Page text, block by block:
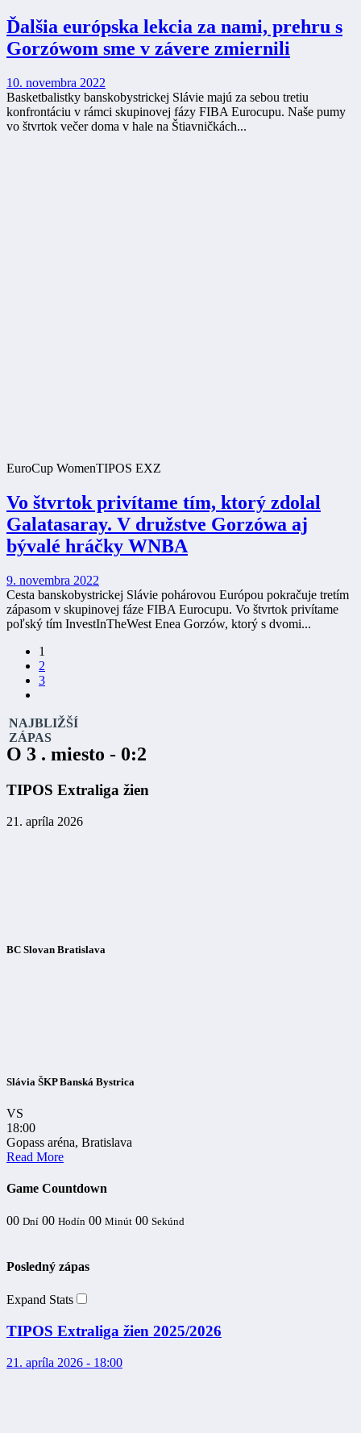
Ďalšia európska lekcia za nami, prehru s
Gorzówom sme v závere zmiernili
10. novembra 2022
Basketbalistky banskobystrickej Slávie majú za sebou tretiu
konfrontáciu v rámci skupinovej fázy FIBA Eurocupu. Naše pumy
vo štvrtok večer doma v hale na Štiavničkách...
EuroCup WomenTIPOS EXZ
Vo štvrtok privítame tím, ktorý zdolal
Galatasaray. V družstve Gorzówa aj
bývalé hráčky WNBA
9. novembra 2022
Cesta banskobystrickej Slávie pohárovou Európou pokračuje tretím
zápasom v skupinovej fáze FIBA Eurocupu. Vo štvrtok privítame
poľský tím InvestInTheWest Enea Gorzów, ktorý s dvomi...
1
2
3
NAJBLIŽŠÍ
ZÁPAS
O 3 . miesto - 0:2
TIPOS Extraliga žien
21. apríla 2026
BC Slovan Bratislava
Slávia ŠKP Banská Bystrica
VS
18:00
Gopass aréna, Bratislava
Read More
Game Countdown
00 Dní 00 Hodín 00 Minút 00 Sekúnd
Posledný zápas
Expand Stats
TIPOS Extraliga žien 2025/2026
21. apríla 2026 - 18:00